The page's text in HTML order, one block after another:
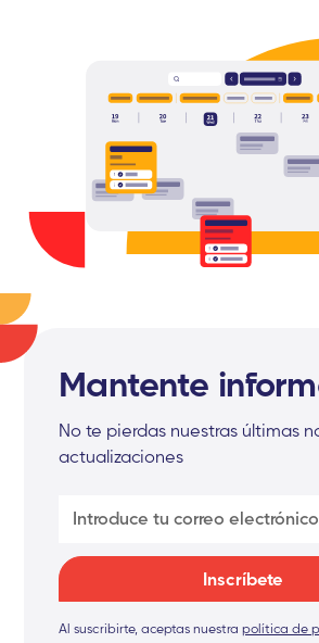
Mantente
No te pierdas nuestras últimas
actualizaciones
Al suscribirte, aceptas nuestrapolítica de